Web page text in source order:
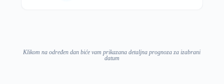
Klikom na određen dan biće vam prikazana detaljna prognoza za izabrani
datum